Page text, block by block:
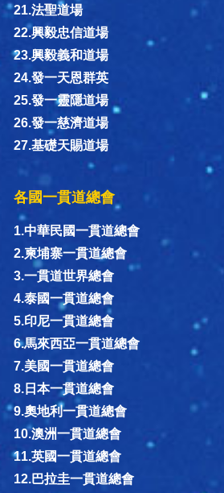
21.法聖道場
22.興毅忠信道場
23.興毅義和道場
24.發一天恩群英
25.發一靈隱道場
26.發一慈濟道場
27.基礎天賜道場
各國一貫道總會
1.中華民國一貫道總會
2.柬埔寨一貫道總會
3.一貫道世界總會
4.泰國一貫道總會
5.印尼一貫道總會
6.馬來西亞一貫道總會
7.美國一貫道總會
8.日本一貫道總會
9.奧地利一貫道總會
10.澳洲一貫道總會
11.英國一貫道總會
12.巴拉圭一貫道總會